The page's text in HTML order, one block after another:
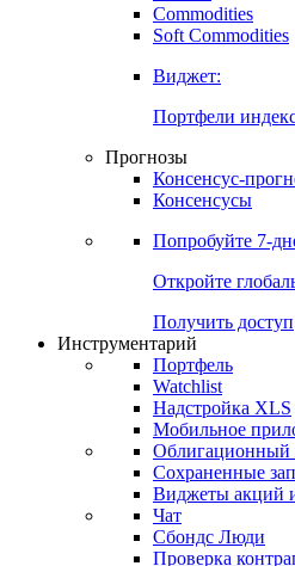
Commodities
Золото
Бензин
Soft Commodities
Виджет:
Портфели
Прогнозы
Консенсусы
Попробуйте7-
Откройте
Получить доступ
Инструментарий
Портфель
Watchlist
Надстройка XLS
Мобильное
Облигационный
Сохраненные